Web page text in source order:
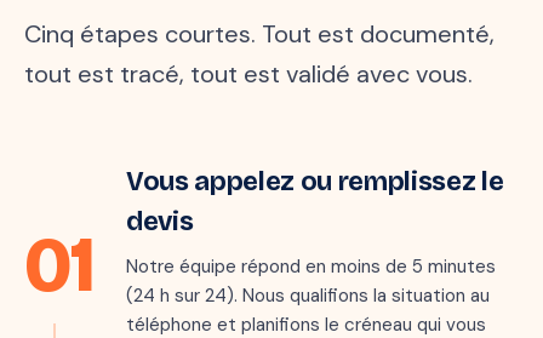
Cinq étapes courtes. Tout est documenté,
tout est tracé, tout est validé avec vous.
01
Vous appelez ou remplissez le
devis
Notre équipe répond en moins de 5 minutes
(24 h sur 24). Nous qualifions la situation au
téléphone et planifions le créneau qui vous
Marie · 06 ●●
« Mon parquet gondole au
salon, je crois qu'il y a une
fuite… »